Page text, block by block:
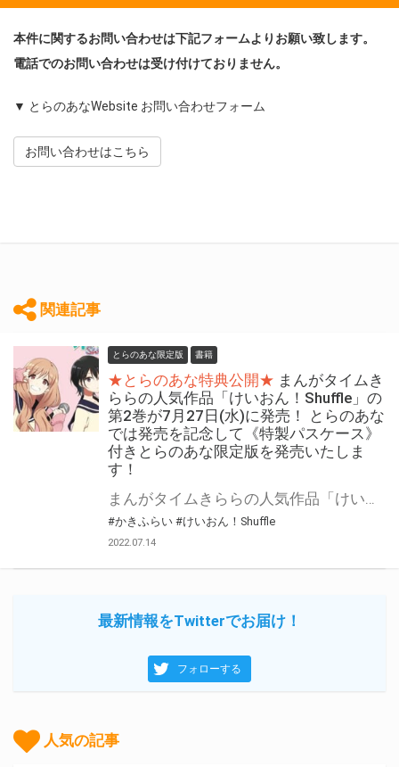
本件に関するお問い合わせは下記フォームよりお願い致します。
電話でのお問い合わせは受け付けておりません。
▼ とらのあなWebsite お問い合わせフォーム
お問い合わせはこちら
関連記事
とらのあな限定版 書籍
★とらのあな特典公開★ まんがタイムき
ららの人気作品「けいおん！Shuffle」の
第2巻が7月27日(水)に発売！ とらのあな
では発売を記念して《特製パスケース》
付きとらのあな限定版を発売いたしま
す！
まんがタイムきららの人気作品「けいおん！Shuffle」の第2巻が7月27日(水)に発売！ とらのあなでは発売を記念して「特製パスケース」付きとらのあな限定版を発売いたします。 とらのあな限定版の数は限られていますので是非お早めにお求めください！
#かきふらい #けいおん！Shuffle
2022.07.14
最新情報をTwitterでお届け！
フォローする
人気の記事